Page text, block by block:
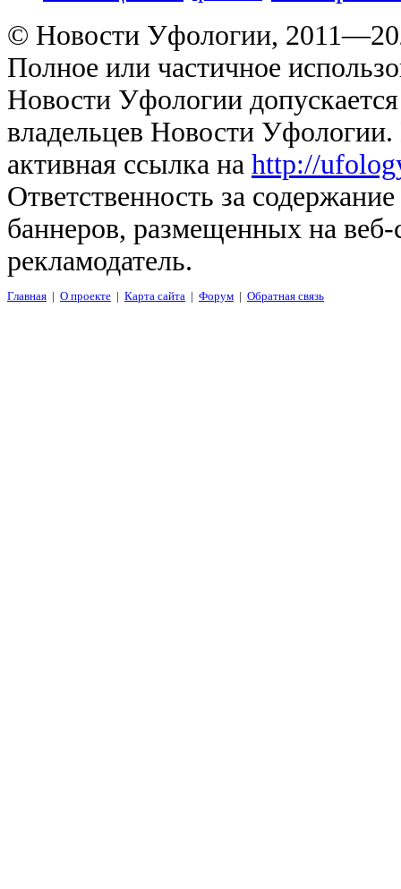
© Новости Уфологии,
Полное или частичное
Новости Уфологии
владельцев Новости
активная ссылка на http://
Ответственность за
баннеров, размещенных на
рекламодатель.
Главная | О проекте | Карта сайта | Форум | Обратная связь